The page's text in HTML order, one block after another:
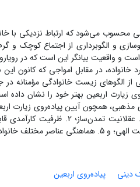
می‌‌شود که ارتباط نزدیکی با
و الگوبرداری از اجتماع کوچک و
و واقعیت بیانگر این است که در
در مقابل امواجی که کانون
از الگوهای زیست خانوادگی مؤمنانه
زیارت اربعین بهتر خود را نشان
همچون آیین پیاده‌روی زیارت
دینی پیاده‌روی اربعین